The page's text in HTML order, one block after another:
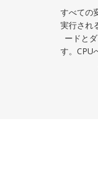
すべての
実行され
ードと
す。CPU